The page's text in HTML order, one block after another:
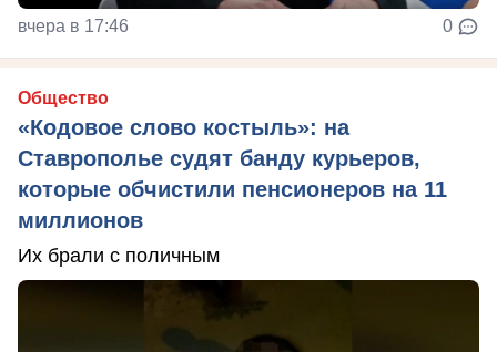
вчера в 17:46 0
Общество
«Кодовое слово костыль»: на
Ставрополье судят банду курьеров,
которые обчистили пенсионеров на 11
миллионов
Их брали с поличным